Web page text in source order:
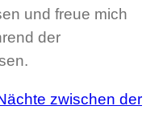
und freue mich
der
zwischen der